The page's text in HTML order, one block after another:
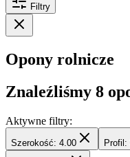
Filtry
Opony rolnicze
Znaleźliśmy 8
Aktywne filtry:
Szerokość: 4.00 Profil: